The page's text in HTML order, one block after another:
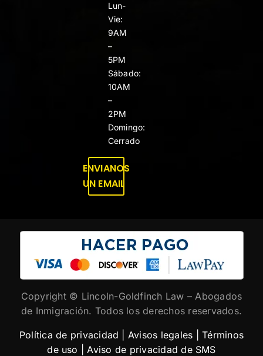
Lun-
Vie:
9AM
–
5PM
Sábado:
10AM
–
2PM
Domingo:
Cerrado
ENVIANOS
UN EMAIL
Copyright © Lincoln-Goldfinch Law – Abogados
de Inmigración. Todos los derechos reservados.
Política de privacidad Avisos legales |Términos
de uso |Aviso de privacidad de SMS